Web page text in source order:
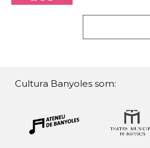
Cultura Banyoles som: